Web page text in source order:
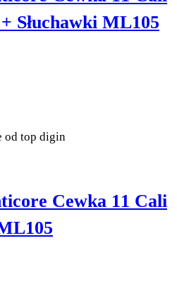
Słuchawki ML105
Cewka 11 Cali